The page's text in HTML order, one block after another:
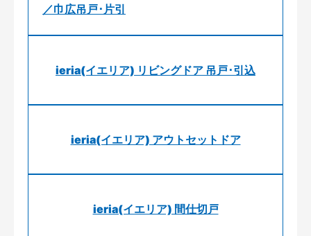
／巾広吊戸･片引
ieria(イエリア) リビングドア 吊戸･引込
ieria(イエリア) アウトセットドア
ieria(イエリア) 間仕切戸